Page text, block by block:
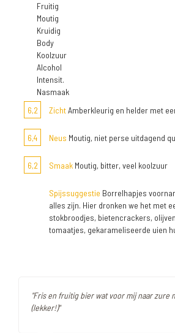
Fruitig
Moutig
Kruidig
Body
Koolzuur
Alcohol
Intensit.
Nasmaak
6,2
ZichtAmberkleurig en helder met
6,4 Neus Moutig, niet perse uitdagend
6,2 Smaak Moutig, bitter, veel koolzuur
Spijssuggestie Borrelhapjes
alles zijn. Hier dronken we het met
stokbroodjes, bietencrackers,
tomaatjes, gekarameliseerde uien
"Fris en fruitig bier wat voor mij naar zure
(lekker!)"